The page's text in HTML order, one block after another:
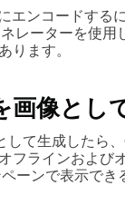
エンコードする
レーターを使用
ります。
画像とし
して生成したら
フラインおよび
ーンで表示でき